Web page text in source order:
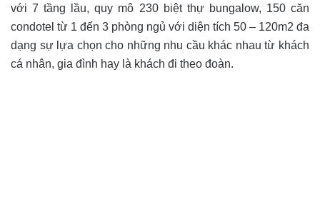
với 7 tầng lầu, quy mô 230 biệt thự bungalow, 150 căn
condotel từ 1 đến 3 phòng ngủ với diện tích 50 – 120m2 đa
dạng sự lựa chọn cho những nhu cầu khác nhau từ khách
cá nhân, gia đình hay là khách đi theo đoàn.